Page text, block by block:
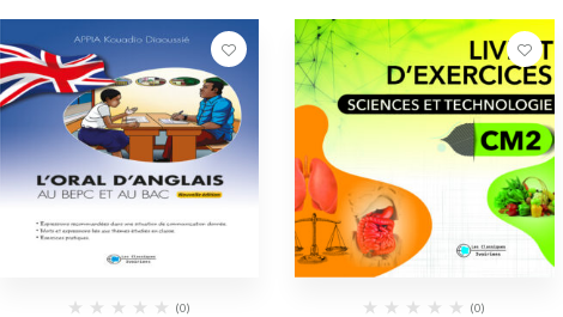
(0) (0)